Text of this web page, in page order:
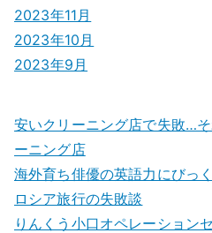
2023年11月
2023年10月
2023年9月
安いクリーニング店で失敗…
ーニング店
海外育ち俳優の英語力にびっ
ロシア旅行の失敗談
りんくう小口オペレーション